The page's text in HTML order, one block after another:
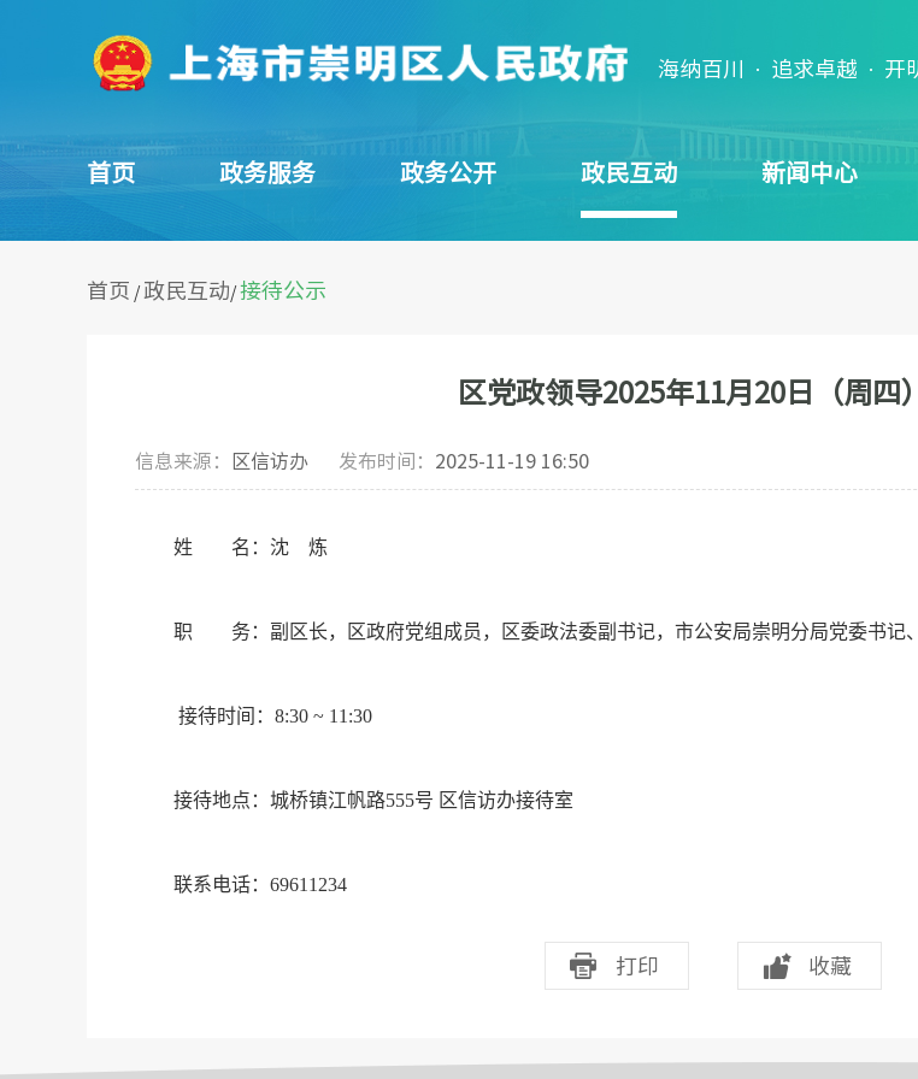
海纳百川 · 追求卓越 · 开
首页 政务服务 政务公开 政民互动 新闻中心
首页 /政民互动/接待公示
区党政领导2025年11月20日（周四
信息来源： 区信访办 发布时间： 2025-11-19 16:50
姓 名：沈 炼
职 务：副区长，区政府党组成员，区委政法委副书记，市公安局崇明分局党委书记
接待时间：8:30 ~ 11:30
接待地点：城桥镇江帆路555号 区信访办接待室
联系电话：69611234
打印 收藏